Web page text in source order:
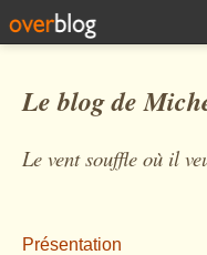
Le blog de
Le vent souffle où il
Présentation